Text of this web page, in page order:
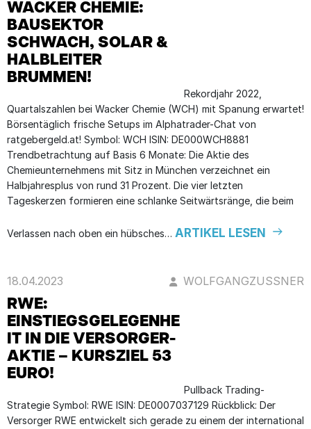
WACKER CHEMIE:
BAUSEKTOR
SCHWACH, SOLAR &
HALBLEITER
BRUMMEN!
Rekordjahr 2022,
Quartalszahlen bei Wacker Chemie (WCH) mit Spanung erwartet!
Börsentäglich frische Setups im Alphatrader-Chat von
ratgebergeld.at! Symbol: WCH ISIN: DE000WCH8881
Trendbetrachtung auf Basis 6 Monate: Die Aktie des
Chemieunternehmens mit Sitz in München verzeichnet ein
Halbjahresplus von rund 31 Prozent. Die vier letzten
Tageskerzen formieren eine schlanke Seitwärtsränge, die beim
Verlassen nach oben ein hübsches… ARTIKEL LESEN
18.04.2023 WOLFGANGZUSSNER
RWE:
EINSTIEGSGELEGENHE
IT IN DIE VERSORGER-
AKTIE – KURSZIEL 53
EURO!
Pullback Trading-
Strategie Symbol: RWE ISIN: DE0007037129 Rückblick: Der
Versorger RWE entwickelt sich gerade zu einem der international